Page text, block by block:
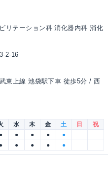
リテーション科 消化器内科 消化
2-16
東上線 池袋駅下車 徒歩5分 / 西
水 木 金 土 日
祝
● ● ● ●
●
● ● ● ● ●